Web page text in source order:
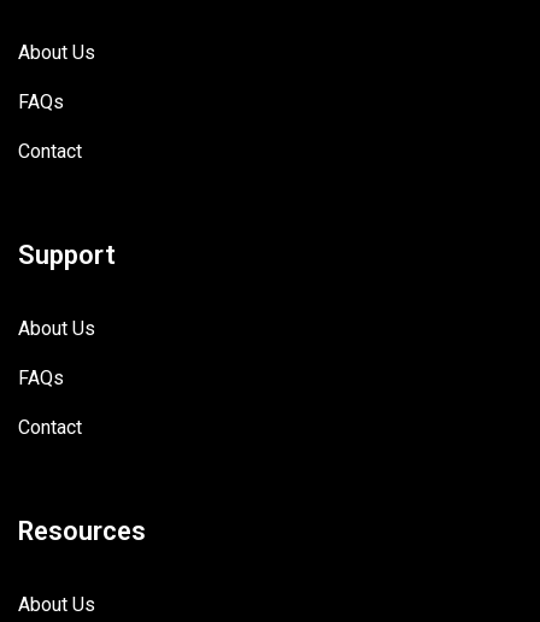
About Us
FAQs
Contact
Support
About Us
FAQs
Contact
Resources
About Us